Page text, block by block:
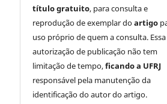
título gratuito, para consulta e
reprodução de exemplar doartigo
uso próprio de quem a consulta. Essa
autorização de publicação não tem
limitação de tempo,ficando a UFRJ
responsável pela manutenção da
identificação do autor do artigo.